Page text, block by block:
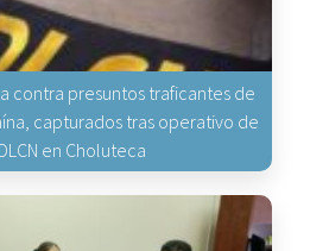
contra presuntos traficantes de
capturados tras operativo de
en Choluteca